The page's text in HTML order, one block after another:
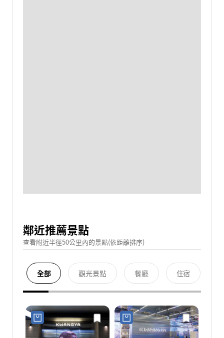
鄰近推薦景點
查看附近半徑50公里內的景點(依距離排序)
全部 觀光景點 餐廳 住宿